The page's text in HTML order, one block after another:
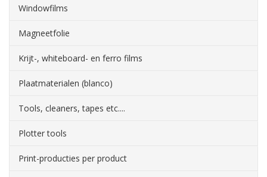
Windowfilms
Magneetfolie
Krijt-, whiteboard- en ferro films
Plaatmaterialen (blanco)
Tools, cleaners, tapes etc....
Plotter tools
Print-producties per product